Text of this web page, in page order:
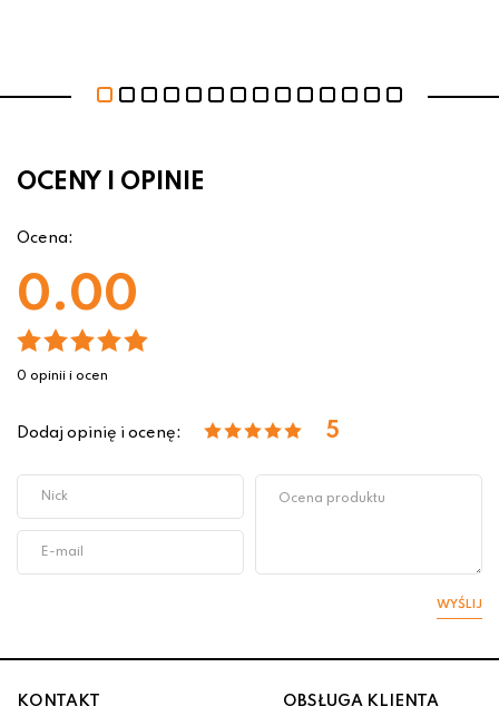
OCENY I OPINIE
Ocena:
0.00
0 opinii i ocen
Dodaj opinię i ocenę: 5
WYŚLIJ
KONTAKT OBSŁUGA KLIENTA